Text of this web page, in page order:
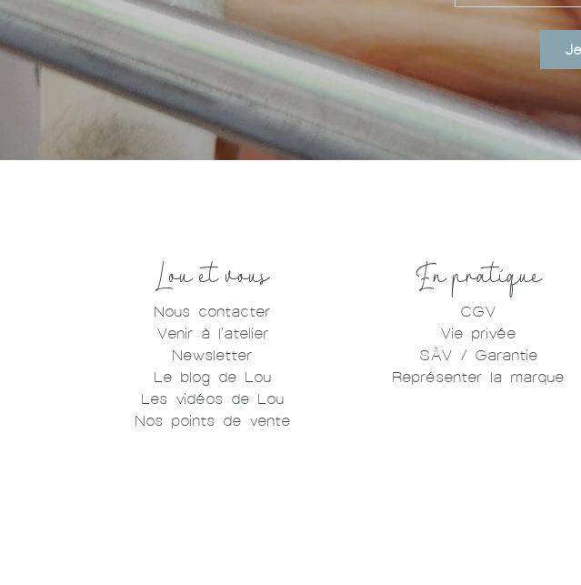
Lou et vous
Nous contacter
Venir à l'atelier
Newsletter
Le blog de Lou
Les vidéos de Lou
Nos points de vente
En pratique
CGV
Vie privée
SÀV / Garantie
Représenter la marque